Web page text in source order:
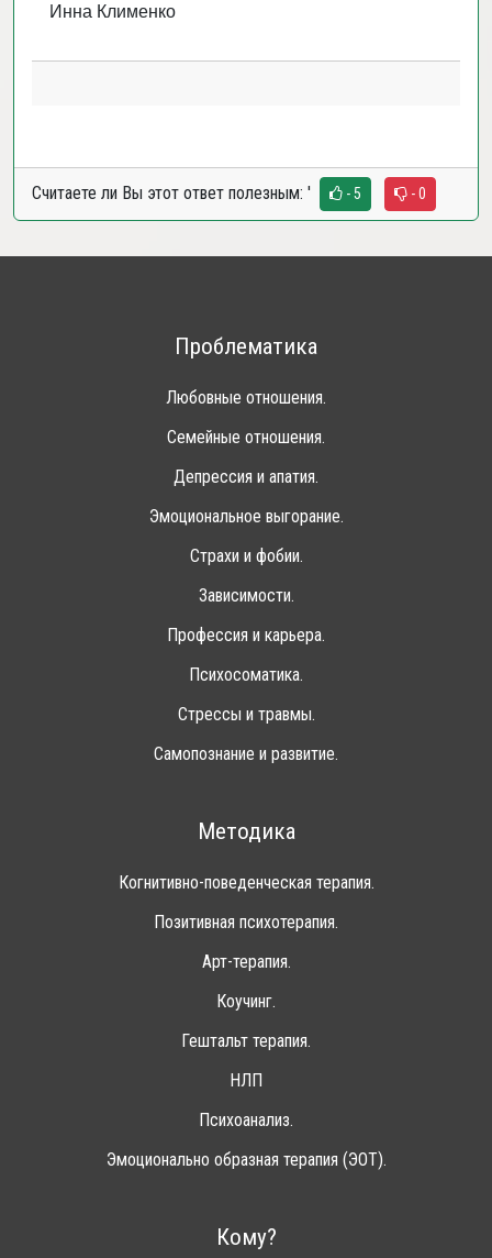
Инна Клименко
Считаете ли Вы этот ответ полезным: ' - 5 - 0
Проблематика
Любовные отношения.
Семейные отношения.
Депрессия и апатия.
Эмоциональное выгорание.
Страхи и фобии.
Зависимости.
Профессия и карьера.
Психосоматика.
Стрессы и травмы.
Самопознание и развитие.
Методика
Когнитивно-поведенческая терапия.
Позитивная психотерапия.
Арт-терапия.
Коучинг.
Гештальт терапия.
НЛП
Психоанализ.
Эмоционально образная терапия (ЭОТ).
Кому?